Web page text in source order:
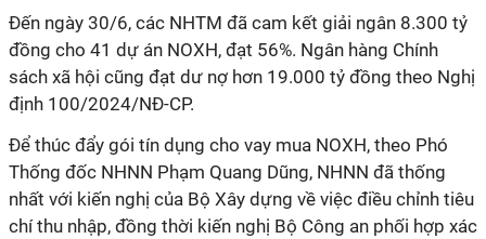
Đến ngày 30/6, các NHTM đã cam kết giải ngân 8.300 tỷ
đồng cho 41 dự án NOXH, đạt 56%. Ngân hàng Chính
sách xã hội cũng đạt dư nợ hơn 19.000 tỷ đồng theo Nghị
định 100/2024/NĐ-CP.
Để thúc đẩy gói tín dụng cho vay mua NOXH, theo Phó
Thống đốc NHNN Phạm Quang Dũng, NHNN đã thống
nhất với kiến nghị của Bộ Xây dựng về việc điều chỉnh tiêu
chí thu nhập, đồng thời kiến nghị Bộ Công an phối hợp xác